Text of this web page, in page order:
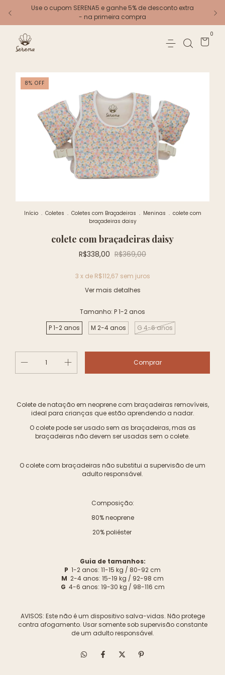
Use o cupom SERENA5 e ganhe 5% de desconto extra
- na primeira compra
0
8% OFF
Início . Coletes . Coletes com Braçadeiras . Meninas . colete com
braçadeiras daisy
colete com braçadeiras daisy
R$338,00 R$369,00
3 x de R$112,67 sem juros
Ver mais detalhes
Tamanho: P 1-2 anos
P 1-2 anos
M 2-4 anos G 4-6 anos
Colete de natação em neoprene com braçadeiras removíveis,
ideal para crianças que estão aprendendo a nadar.
O colete pode ser usado sem as braçadeiras, mas as
braçadeiras não devem ser usadas sem o colete.
O colete com braçadeiras não substitui a supervisão de um
adulto responsável.
Composição:
80% neoprene
20% poliéster
Guia de tamanhos:
P 1-2 anos: 11-15 kg / 80-92 cm
M 2-4 anos: 15-19 kg / 92-98 cm
G 4-6 anos: 19-30 kg / 98-116 cm
AVISOS: Este não é um dispositivo salva-vidas. Não protege
contra afogamento. Usar somente sob supervisão constante
de um adulto responsável.